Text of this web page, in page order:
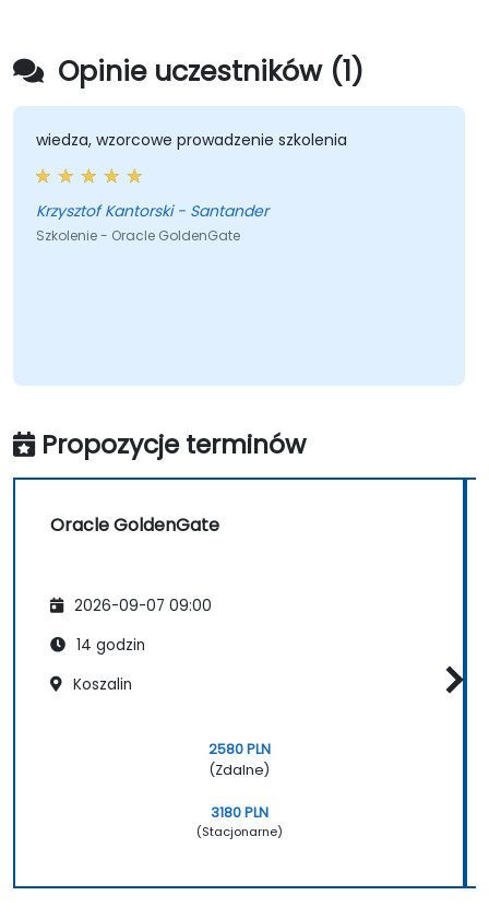
Opinie uczestników (1)
wiedza, wzorcowe prowadzenie szkolenia
Krzysztof Kantorski - Santander
Szkolenie - Oracle GoldenGate
Propozycje terminów
Oracle GoldenGate
2026-09-07 09:00
14 godzin
Koszalin
2580 PLN
(Zdalne)
3180 PLN
(Stacjonarne)